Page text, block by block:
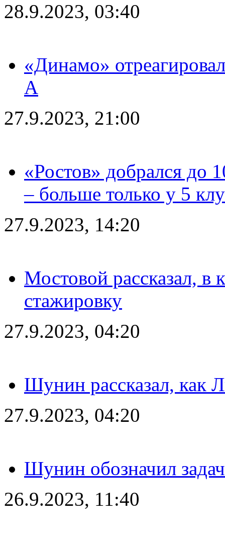
28.9.2023, 03:40
«Динамо»
А
27.9.2023, 21:00
«Ростов» добрался до
– больше только у 5
27.9.2023, 14:20
Мостовой рассказал, в
стажировку
27.9.2023, 04:20
Шунин рассказал, как
27.9.2023, 04:20
Шунин обозначил
26.9.2023, 11:40